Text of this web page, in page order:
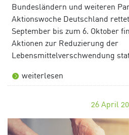
Bundesländern und weiteren
Aktionswoche Deutschland
September bis zum 6. Oktober
Aktionen zur Reduzierung der
Lebensmittelverschwendung
weiterlesen
26 April